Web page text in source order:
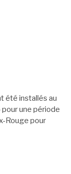
été installés au
une période
Rouge pour